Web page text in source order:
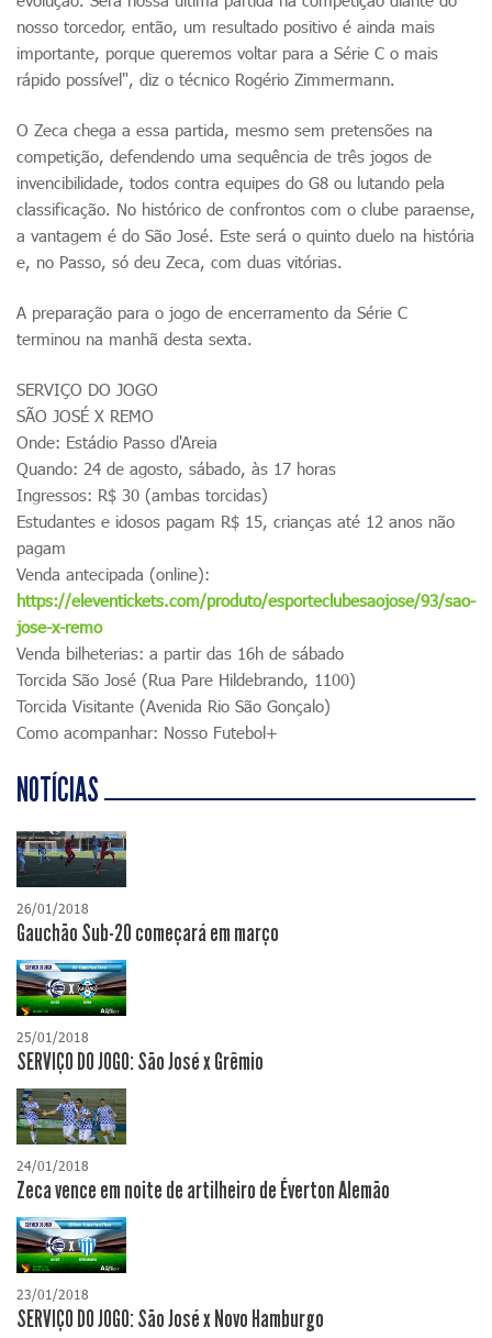
nosso torcedor, então, um resultado positivo é ainda mais
importante, porque queremos voltar para a Série C o mais
rápido possível", diz o técnico Rogério Zimmermann.
O Zeca chega a essa partida, mesmo sem pretensões na
competição, defendendo uma sequência de três jogos de
invencibilidade, todos contra equipes do G8 ou lutando pela
classificação. No histórico de confrontos com o clube paraense,
a vantagem é do São José. Este será o quinto duelo na história
e, no Passo, só deu Zeca, com duas vitórias.
A preparação para o jogo de encerramento da Série C
terminou na manhã desta sexta.
SERVIÇO DO JOGO
SÃO JOSÉ X REMO
Onde: Estádio Passo d'Areia
Quando: 24 de agosto, sábado, às 17 horas
Ingressos: R$ 30 (ambas torcidas)
Estudantes e idosos pagam R$ 15, crianças até 12 anos não
pagam
Venda antecipada (online):
https://eleventickets.com/produto/esporteclubesaojose/93/sao-
jose-x-remo
Venda bilheterias: a partir das 16h de sábado
Torcida São José (Rua Pare Hildebrando, 1100)
Torcida Visitante (Avenida Rio São Gonçalo)
Como acompanhar: Nosso Futebol+
NOTÍCIAS
26/01/2018
Gauchão Sub-20 começará em março
25/01/2018
SERVIÇO DO JOGO: São José x Grêmio
24/01/2018
Zeca vence em noite de artilheiro de Éverton Alemão
23/01/2018
SERVIÇO DO JOGO: São José x Novo Hamburgo